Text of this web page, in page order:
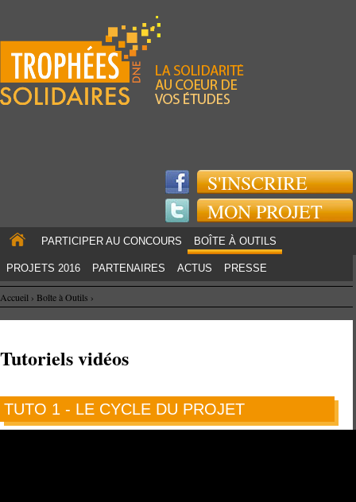
S'INSCRIRE
MON PROJET
PARTICIPER AU CONCOURS BOÎTE À OUTILS
PROJETS 2016 PARTENAIRES ACTUS PRESSE
Accueil › Boîte à Outils ›
Tutoriels vidéos
TUTO 1 - LE CYCLE DU PROJET